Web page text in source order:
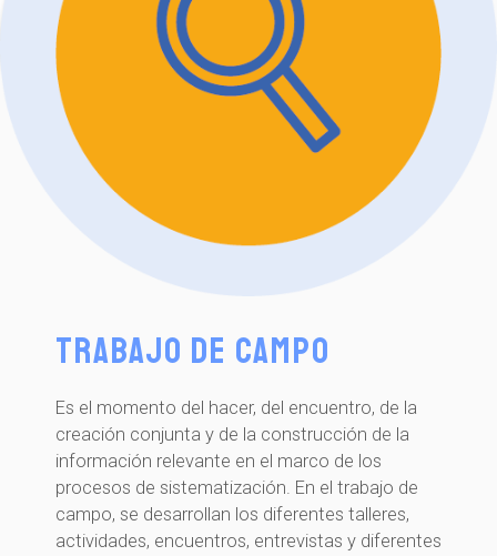
Trabajo de campo
Es el momento del hacer, del encuentro, de la
creación conjunta y de la construcción de la
información relevante en el marco de los
procesos de sistematización. En el trabajo de
campo, se desarrollan los diferentes talleres,
actividades, encuentros, entrevistas y diferentes